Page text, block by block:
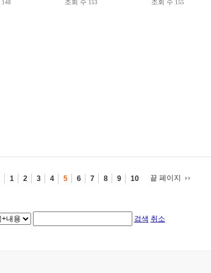
148 조회 수 153 조회 수 155
1 2 3 4 5 6 7 8 9 10 끝 페이지
검색 취소